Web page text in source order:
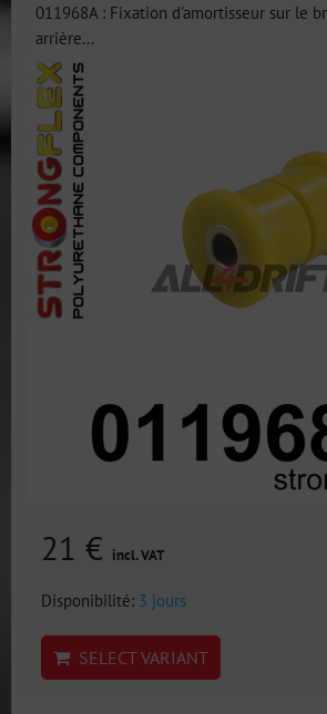
011968A : Fixation d'amortisseur sur le
arrière...
21 € incl. VAT
Disponibilité: 3 jours
SELECT VARIANT